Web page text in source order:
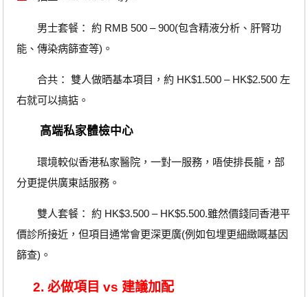
男士套餐： 約 RMB 500 – 900(包含精液分析、肝腎功
能、傳染病篩查等)。
合共： 雙人做晒基本項目，約 HK$1.500 – HK$2.500 左
右就可以搞掂。
高端私家體檢中心
環境較似香港私家醫院，一對一服務，唔使排長龍，部
分更提供廣東話服務。
雙人套餐： 約 HK$3.500 – HK$5.500.雖然價錢同香港平
價診所接近，但項目通常會更深更廣(例如包埋更細緻嘅基因
篩查)。
2. 必做項目 vs 建議加配